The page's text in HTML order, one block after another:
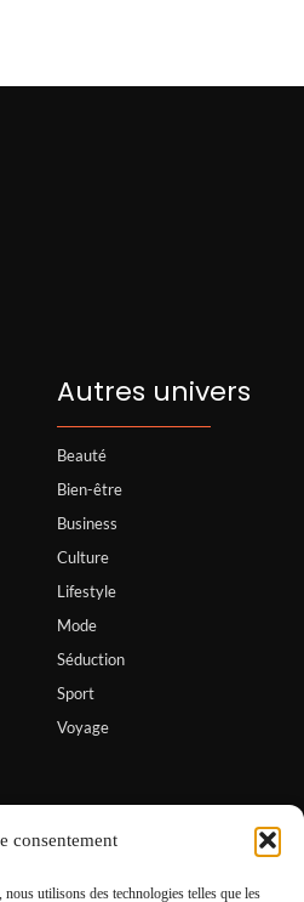
consentement
utilisons des technologies telles que les
Autres univers
Beauté
Bien-être
Business
Culture
Lifestyle
Mode
Séduction
Sport
Voyage